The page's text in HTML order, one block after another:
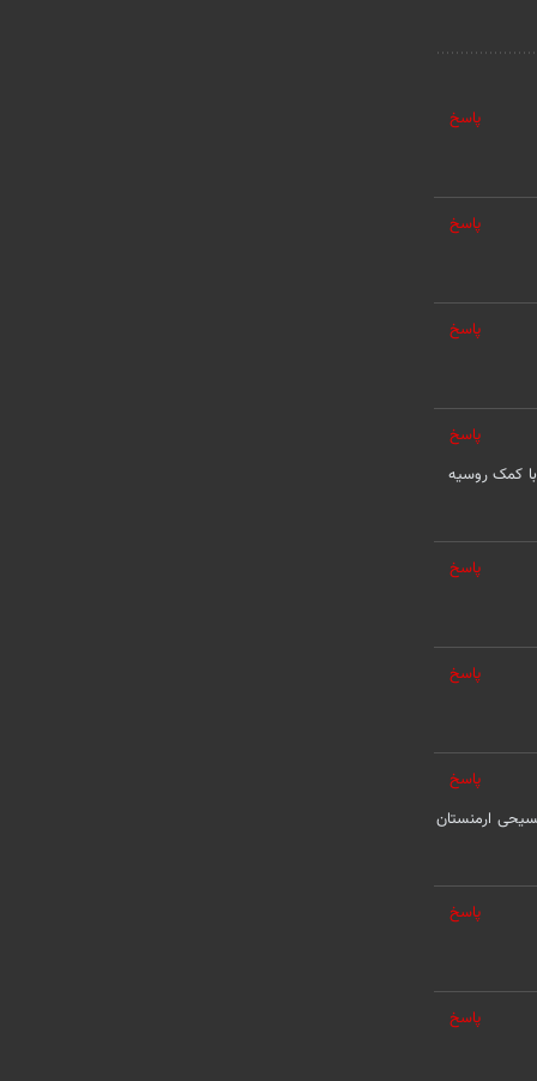
پاسخ
پاسخ
پاسخ
پاسخ
با کمک روسیه
پاسخ
پاسخ
پاسخ
ارمنستان
پاسخ
پاسخ